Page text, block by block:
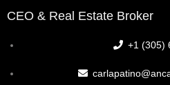
CEO & Real Estate Broker
+1 (305)